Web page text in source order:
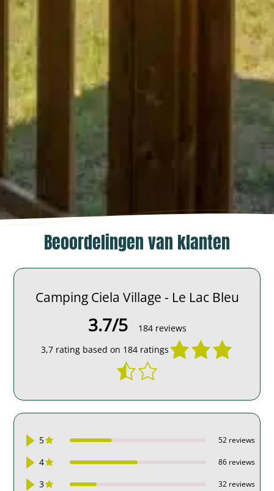
Beoordelingen van klanten
Camping Ciela Village - Le Lac Bleu
3.7/5
184 reviews
3,7 rating based on 184 ratings
5 52 reviews
4 86 reviews
3 32 reviews